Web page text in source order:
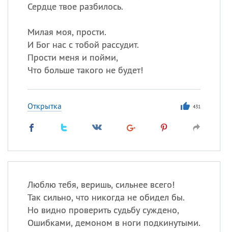
Сердце твое разбилось.
Милая моя, прости.
И Бог нас с тобой рассудит.
Прости меня и пойми,
Что больше такого не будет!
Открытка 431
Люблю тебя, веришь, сильнее всего!
Так сильно, что никогда не обидел бы.
Но видно проверить судьбу суждено,
Ошибками, демоном в ноги подкинутыми.